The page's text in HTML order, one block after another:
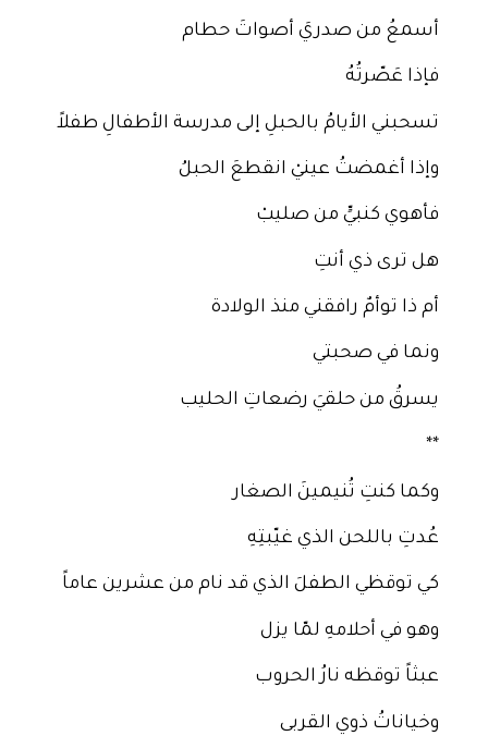
أسمعُ من صدريَ أصواتَ حطام
فإذا عَصّرتُهُ
تسحبني الأيامُ بالحبلِ إلى مدرسة الأطفالِ طفلاً
وإذا أغمضتُ عينيْ انقطعَ الحبلُ
فأهوي كنبيٍّ من صليبْ
هل ترى ذي أنتِ
أم ذا توأمٌ رافقني منذ الولادة
ونما في صحبتي
يسرقُ من حلقيَ رضعاتِ الحليب
**
وكما كنتِ تُنيمينَ الصغار
عُدتِ باللحن الذي غيّبتِهِ
كي توقظي الطفلَ الذي قد نام من عشرين عاماً
وهو في أحلامهِ لمّا يزل
عبثاً توقظه نارُ الحروب
وخياناتُ ذوي القربى